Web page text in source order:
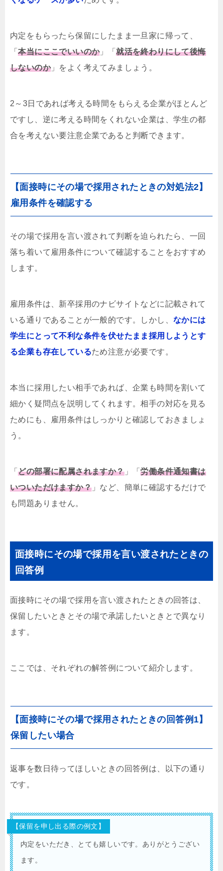
内定をもらったら保留にしたまま一旦家に帰って、
「本当にここでいいのか」「就活を終わりにして後悔
しないのか」をよく考えてみましょう。
2～3日であれば考える時間をもらえる企業がほとんど
ですし、逆に考える時間をくれない企業は、学生の都
合を考えない要注意企業であると判断できます。
【面接時にその場で採用されたときの対処法2】
雇用条件を確認する
その場で採用を言い渡されて判断を迫られたら、一回
落ち着いて雇用条件について確認することをおすすめ
します。
雇用条件は、新卒採用のナビサイトなどに記載されて
いる通りであることが一般的です。しかし、 なかには
学生にとって不利な条件を伏せたまま採用しようとす
る企業も存在しているため注意が必要です。
本当に採用したい相手であれば、企業も時間を割いて
細かく疑問点を説明してくれます。相手の対応を見る
ためにも、雇用条件はしっかりと確認しておきましょ
う。
「どの部署に配属されますか？」「労働条件通知書は
いついただけますか？ 」など、簡単に確認するだけで
も問題ありません。
面接時にその場で採用を言い渡されたときの
回答例
面接時にその場で採用を言い渡されたときの回答は、
保留したいときとその場で承諾したいときとで異なり
ます。
ここでは、それぞれの解答例について紹介します。
【面接時にその場で採用されたときの回答例1】
保留したい場合
返事を数日待ってほしいときの回答例は、以下の通り
です。
【保留を申し出る際の例文】
内定をいただき、とても嬉しいです。ありがとうござい
ます。